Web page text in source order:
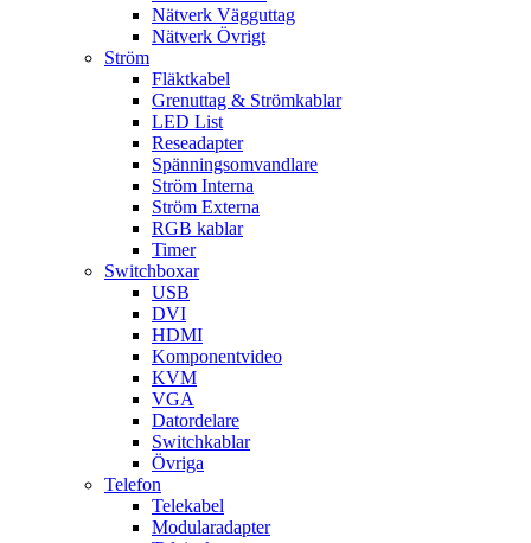
Nätverk Vägguttag
Nätverk Övrigt
Ström
Fläktkabel
Grenuttag & Strömkablar
LED List
Reseadapter
Spänningsomvandlare
Ström Interna
Ström Externa
RGB kablar
Timer
Switchboxar
USB
DVI
HDMI
Komponentvideo
KVM
VGA
Datordelare
Switchkablar
Övriga
Telefon
Telekabel
Modularadapter